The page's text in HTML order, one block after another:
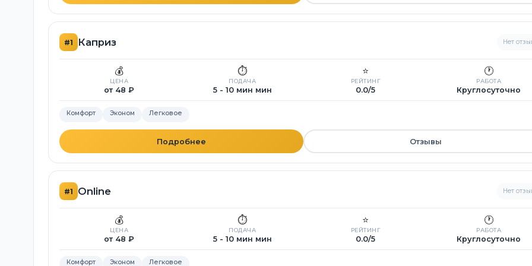
#1 Каприз Нет
💰
ЦЕНА
от 48 ₽
⏱️
ПОДАЧА
5 - 10 мин мин
⭐
РЕЙТИНГ
0.0/5
🕐
РАБОТА
Круглосуточно
Комфорт Эконом Легковое
Подробнее Отзывы
#1 Online Нет
💰
ЦЕНА
от 48 ₽
⏱️
ПОДАЧА
5 - 10 мин мин
⭐
РЕЙТИНГ
0.0/5
🕐
РАБОТА
Круглосуточно
Комфорт Эконом Легковое